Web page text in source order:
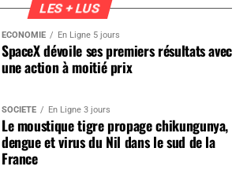
LES + LUS
ÉCONOMIE En Ligne 5 jours
SpaceX dévoile ses premiers résultats avec
une action à moitié prix
SOCIÉTÉ En Ligne 3 jours
Le moustique tigre propage chikungunya,
dengue et virus du Nil dans le sud de la
France